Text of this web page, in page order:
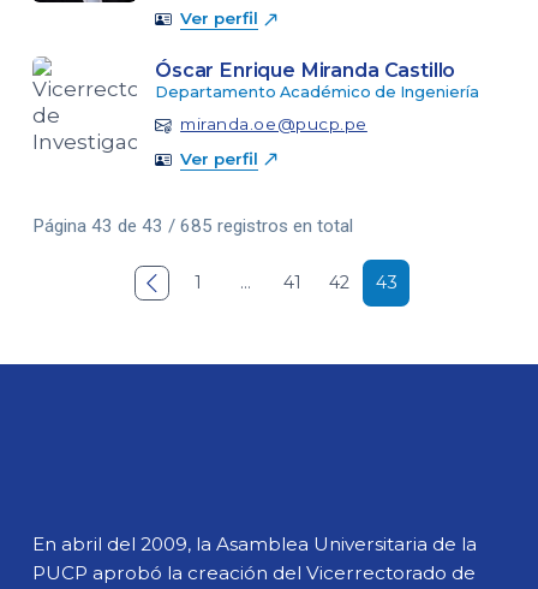
Ver perfil
Óscar Enrique Miranda Castillo
Departamento Académico de Ingeniería
miranda.oe@pucp.pe
Ver perfil
Página 43 de 43 / 685 registros en total
 1 … 41 42 43
En abril del 2009, la Asamblea Universitaria de la
PUCP aprobó la creación del Vicerrectorado de